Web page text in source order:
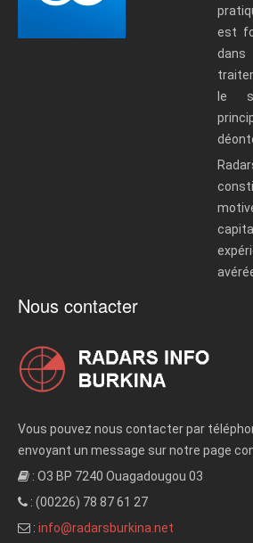
est
le
Nous contacter
Vous pouvez nous contacter par
envoyant un message sur notre page
: O3 BP 7240 Ouagadougou 03
: (00226) 78 87 61 27
: info@radarsburkina.net